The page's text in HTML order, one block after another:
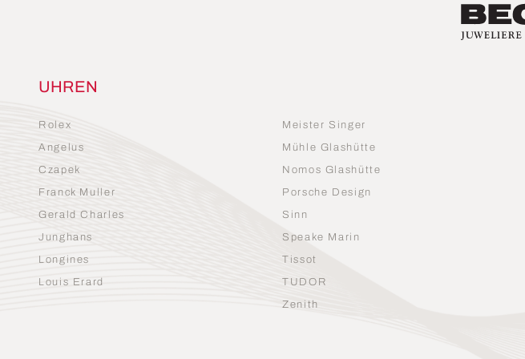
UHREN
Rolex
Angelus
Czapek
Franck Muller
Gerald Charles
Junghans
Longines
Louis Erard
Meister Singer
Mühle Glashütte
Nomos Glashütte
Porsche Design
Sinn
Speake Marin
Tissot
TUDOR
Zenith